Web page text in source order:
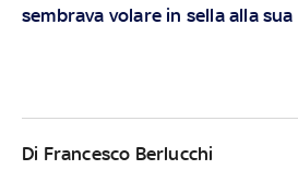
sembrava volare in sella alla
Di Francesco Berlucchi